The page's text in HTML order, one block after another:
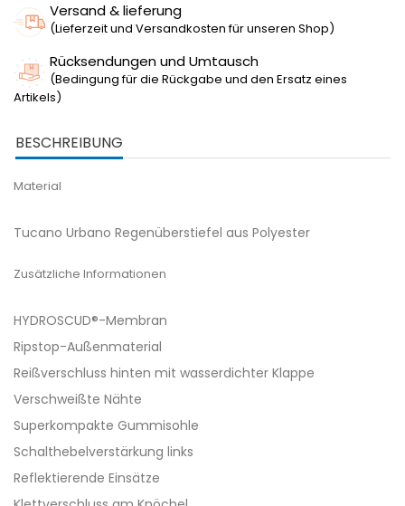
Versand & lieferung
(Lieferzeit und Versandkosten für unseren Shop)
Rücksendungen und Umtausch
(Bedingung für die Rückgabe und den Ersatz eines
Artikels)
BESCHREIBUNG
Material
Tucano Urbano Regenüberstiefel aus Polyester
Zusätzliche Informationen
HYDROSCUD®-Membran
Ripstop-Außenmaterial
Reißverschluss hinten mit wasserdichter Klappe
Verschweißte Nähte
Superkompakte Gummisohle
Schalthebelverstärkung links
Reflektierende Einsätze